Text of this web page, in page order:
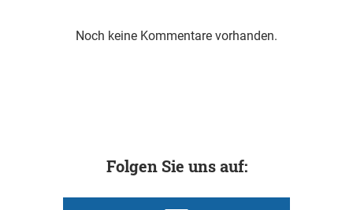
Noch keine Kommentare vorhanden.
Folgen Sie uns auf: